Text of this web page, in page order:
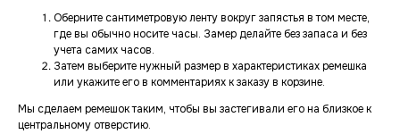
Оберните сантиметровую ленту вокруг запястья в том месте,
где вы обычно носите часы. Замер делайте без запаса и без
учета самих часов.
Затем выберите нужный размер в характеристиках ремешка
или укажите его в комментариях к заказу в корзине.
Мы сделаем ремешок таким, чтобы вы застегивали его на близкое к
центральному отверстию.